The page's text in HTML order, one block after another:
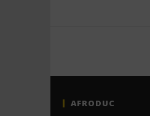
AFRODUC